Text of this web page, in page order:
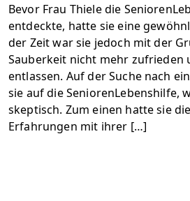
Bevor Frau Thiele die
entdeckte, hatte sie eine
der Zeit war sie jedoch mit der
Sauberkeit nicht mehr zufrieden
entlassen. Auf der Suche nach
sie auf die SeniorenLebenshilfe,
skeptisch. Zum einen hatte sie
Erfahrungen mit ihrer […]